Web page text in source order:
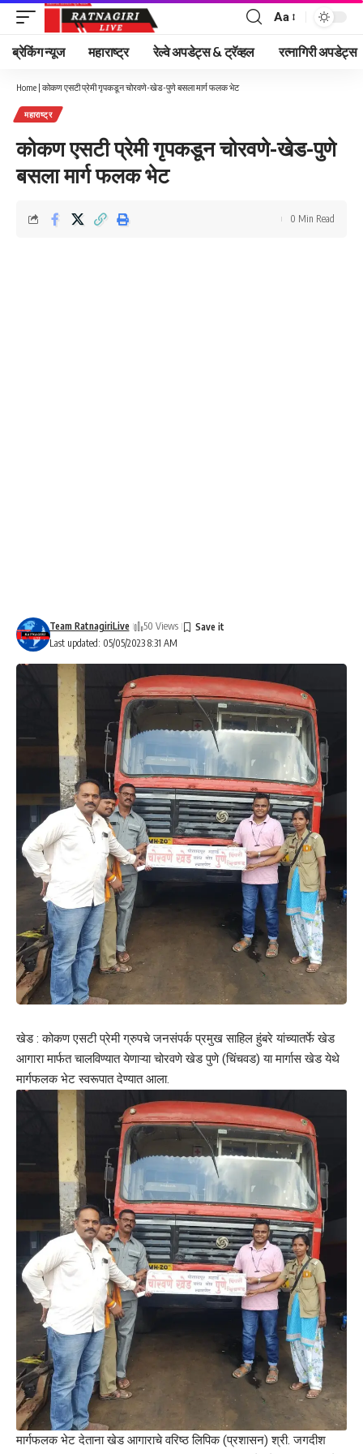
Font
Resizer
Aa
ब्रेकिंग न्यूज महाराष्ट्र रेल्वे अपडेट्स & ट्रॅव्हल रत्नागिरी अपडेट्स
Home | कोकण एसटी प्रेमी गृपकडून चोरवणे-खेड-पुणे बसला मार्ग फलक भेट
महाराष्ट्र
कोकण एसटी प्रेमी गृपकडून चोरवणे-खेड-पुणे
बसला मार्ग फलक भेट
Last updated: 05/05/2023 8:31 AM
Team RatnagiriLive 50 Views
0 Min Read
खेड : कोकण एसटी प्रेमी ग्रुपचे जनसंपर्क प्रमुख साहिल हुंबरे यांच्यातर्फे खेड
आगारा मार्फत चालविण्यात येणाऱ्या चोरवणे खेड पुणे (चिंचवड) या मार्गास खेड येथे
मार्गफलक भेट स्वरूपात देण्यात आला.
मार्गफलक भेट देताना खेड आगाराचे वरिष्ठ लिपिक (प्रशासन) श्री. जगदीश